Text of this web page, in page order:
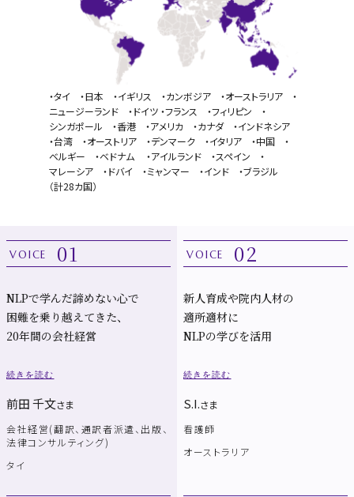
・タイ ・日本 ・イギリス ・カンボジア ・オーストラリア ・
ニュージーランド ・ドイツ ・フランス ・フィリピン ・
シンガポール ・香港 ・アメリカ ・カナダ ・インドネシア
・台湾 ・オーストリア ・デンマーク ・イタリア ・中国 ・
ベルギー ・ベドナム
・アイルランド ・スペイン ・
マレーシア ・ドバイ ・ミャンマー ・インド ・ブラジル
（計28カ国）
VOICE 01
NLPで学んだ諦めない心で
困難を乗り越えてきた、
20年間の会社経営
続きを読む
前田 千文さま
会社経営(翻訳、通訳者派遣、出版、
法律コンサルティング)
タイ
VOICE 02
新人育成や院内人材の
適所適材に
NLPの学びを活用
続きを読む
S.I.さま
看護師
オーストラリア